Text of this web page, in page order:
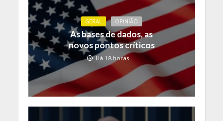
GERAL OPINIÃO
As bases de dados, as
novos pontos críticos
Há 18 horas